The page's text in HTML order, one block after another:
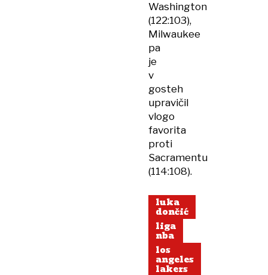
Washington
(122:103),
Milwaukee
pa
je
v
gosteh
upravičil
vlogo
favorita
proti
Sacramentu
(114:108).
luka
dončić
liga
nba
los
angeles
lakers